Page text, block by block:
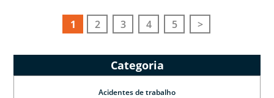
1 2 3 4 5 >
Categoria
Acidentes de trabalho